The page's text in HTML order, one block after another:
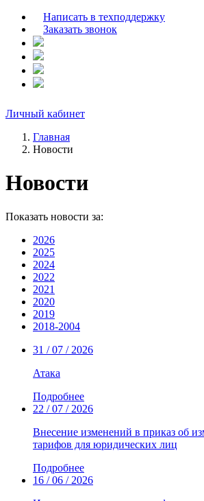
Написать в техподдержку
Заказать звонок
Личный кабинет
Главная
Новости
Новости
Показать новости за:
2026
2025
2024
2022
2021
2020
2019
2018-2004
31 / 07 / 2026
Атака
Подробнее
22 / 07 / 2026
Внесение изменений в приказ об
тарифов для юридических лиц
Подробнее
16 / 06 / 2026